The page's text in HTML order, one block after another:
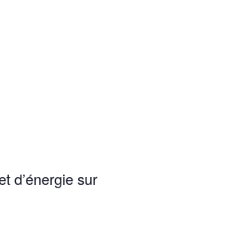
d’énergie sur